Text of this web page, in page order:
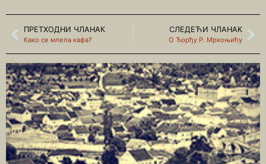
ПРЕТХОДНИ ЧЛАНАК
Како се млела кафа?
СЛЕДЕЋИ ЧЛАНАК
О Ђорђу Р. Мркоњићу